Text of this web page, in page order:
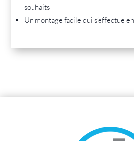
souhaits
Un montage facile qui s’effectue